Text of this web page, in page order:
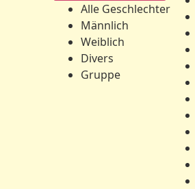
Alle Geschlechter
Männlich
Weiblich
Divers
Gruppe